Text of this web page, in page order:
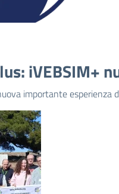
iVEBSIM+
importante esperienza